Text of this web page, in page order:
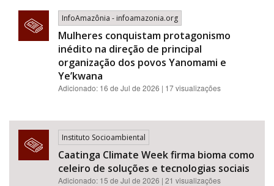
InfoAmazônia - infoamazonia.org
Mulheres conquistam protagonismo
inédito na direção de principal
organização dos povos Yanomami e
Ye’kwana
Adicionado: 16 de Jul de 2026 | 17 visualizações
Instituto Socioambiental
Caatinga Climate Week firma bioma como
celeiro de soluções e tecnologias sociais
Adicionado: 15 de Jul de 2026 | 21 visualizações